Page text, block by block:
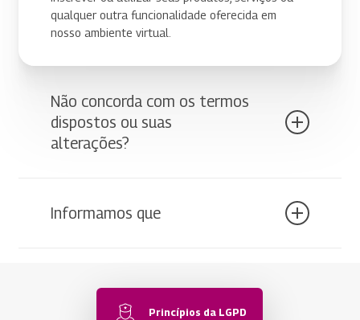
qualquer outra funcionalidade oferecida em
nosso ambiente virtual.
Não concorda com os termos
dispostos ou suas
alterações?
Serviços, sem qualquer problema. Para mais
informações,clique aqui.
Informamos que
sem seu consentimento explícito.
Princípios da LGPD